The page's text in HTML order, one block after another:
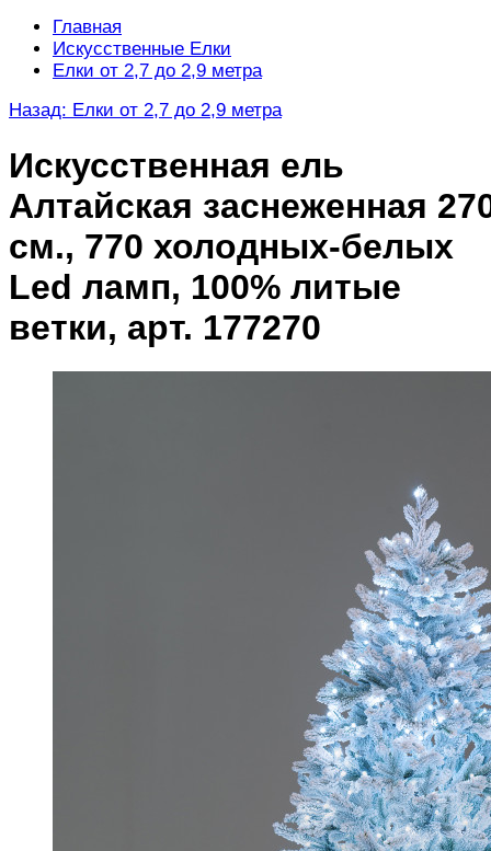
Главная
Искусственные Елки
Елки от 2,7 до 2,9 метра
Назад: Елки от 2,7 до 2,9 метра
Искусственная ель
Алтайская заснеженная
см., 770 холодных-белых
Led ламп, 100% литые
ветки, арт. 177270